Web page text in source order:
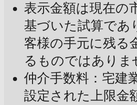
表示金額は現在の
基づいた試算であ
客様の手元に残る
るものではありま
仲介手数料：宅建
設定された上限金